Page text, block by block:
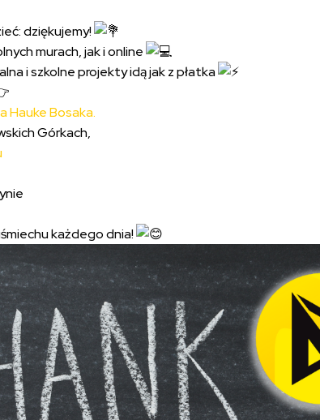
dziękujemy!
murach, jak i online
i szkolne projekty idą jak z płatka
Hauke Bosaka.
Górkach,
każdego dnia!